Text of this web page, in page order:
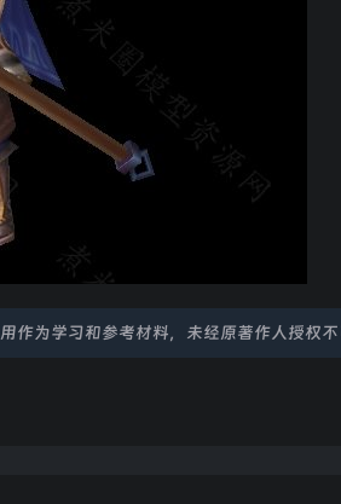
为学习和参考材料，未经原著作人授权